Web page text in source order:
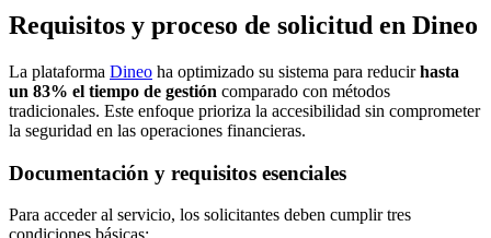
Requisitos y proceso de solicitud en Dineo
La plataforma Dineo ha optimizado su sistema para reducirhasta
un 83% el tiempo de gestión comparado con métodos
tradicionales. Este enfoque prioriza la accesibilidad sin comprometer
la seguridad en las operaciones financieras.
Documentación y requisitos esenciales
Para acceder al servicio, los solicitantes deben cumplir tres